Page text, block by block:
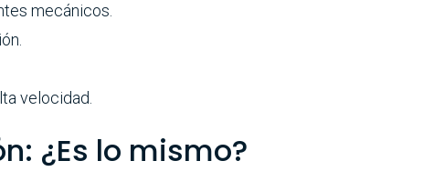
mecánicos.
velocidad.
¿Es lo mismo?